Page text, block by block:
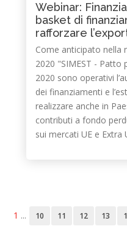
Webinar:
basket di
rafforzare
Come anticipato nella
2020 "SIMEST - Patto
2020 sono operativi
dei finanziamenti e
realizzare anche in
contributi a fondo
sui mercati UE e Extra
1 ... 10 11 12 13